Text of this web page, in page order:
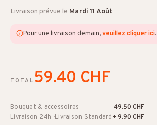
Livraison prévue le Mardi 11 Août
Pour une livraison demain,veuillez cliquer ici.
TOTAL 59.40 CHF
Bouquet & accessoires
49.50 CHF
Livraison 24h · Livraison Standard+ 9.90 CHF